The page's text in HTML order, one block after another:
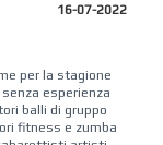
16-07-2022
per la stagione
esperienza
balli di gruppo
fitness e zumba